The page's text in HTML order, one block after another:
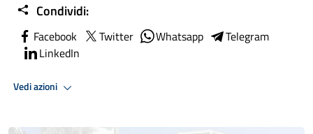
Condividi:
Facebook Twitter Whatsapp
Telegram
LinkedIn
Vedi azioni